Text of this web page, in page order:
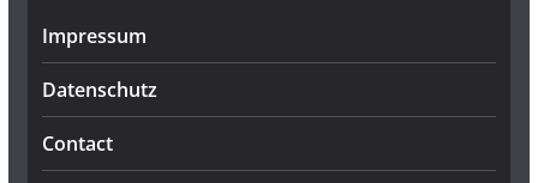
Impressum
Datenschutz
Contact